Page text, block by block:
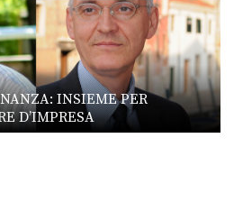
INSIEME PER
D’IMPRESA